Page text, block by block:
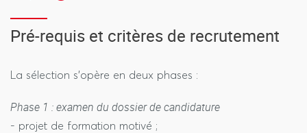
Pré-requis et critères de recrutement
La sélection s'opère en deux phases :
Phase 1 : examen du dossier de candidature
- projet de formation motivé ;